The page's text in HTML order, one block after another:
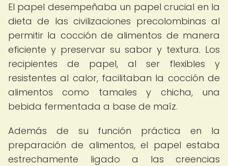
El papel desempeñaba un papel crucial en la
dieta de las civilizaciones precolombinas al
permitir la cocción de alimentos de manera
eficiente y preservar su sabor y textura. Los
recipientes de papel, al ser flexibles y
resistentes al calor, facilitaban la cocción de
alimentos como tamales y chicha, una
bebida fermentada a base de maíz.
Además de su función práctica en la
preparación de alimentos, el papel estaba
estrechamente ligado a las creencias